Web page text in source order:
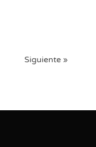
Siguiente »